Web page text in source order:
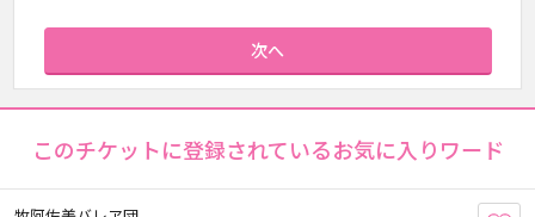
次へ
このチケットに登録されているお気に入りワード